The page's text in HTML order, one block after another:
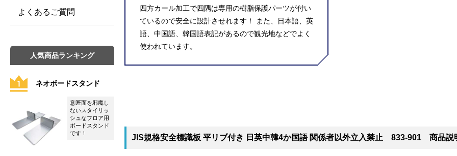
四方カール加工で四隅は専用の樹脂保護パーツが付い
ているので安全に設計させれます！ また、日本語、英
語、中国語、韓国語表記があるので観光地などでよく
使われています。
JIS規格安全標識板 平リブ付き 日英中韓4か国語 関係者以外立入禁止 833-901 商品説
よくあるご質問
人気商品ランキング
ネオボードスタンド
意匠面を邪魔し
ないスタイリッ
シュなフロア用
ボードスタンド
です！